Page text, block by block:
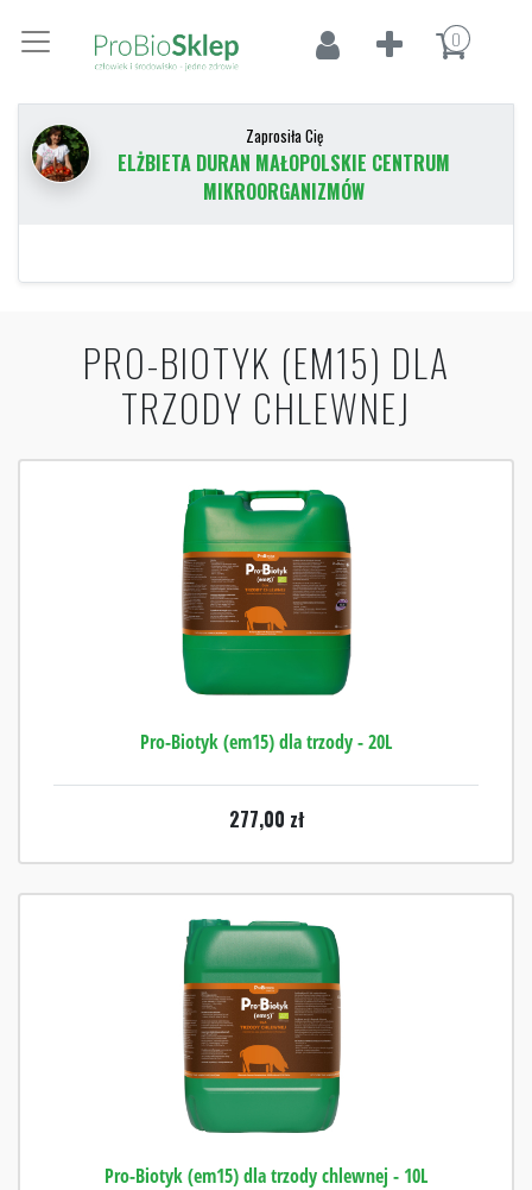
0
Zaprosiła Cię
ELŻBIETA DURAN MAŁOPOLSKIE CENTRUM
MIKROORGANIZMÓW
PRO-BIOTYK (EM15) DLA
TRZODY CHLEWNEJ
Pro-Biotyk (em15) dla trzody - 20L
277,00 zł
Pro-Biotyk (em15) dla trzody chlewnej - 10L